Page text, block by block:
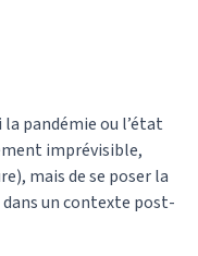
la pandémie ou l’état
imprévisible,
mais de se poser la
un contexte post-